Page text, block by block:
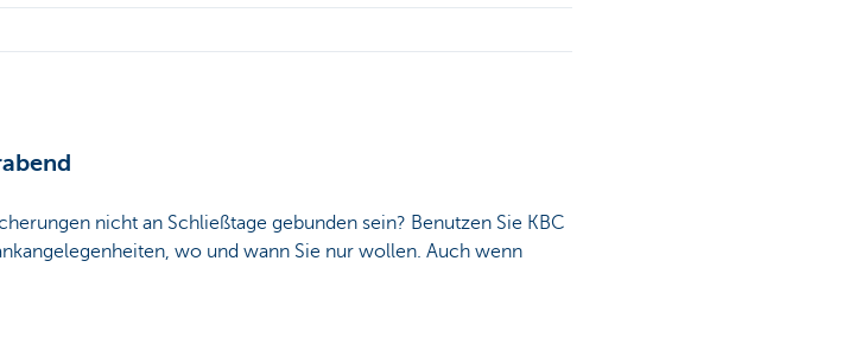
nicht an Schließtage gebunden sein? Benutzen Sie KBC
wo und wann Sie nur wollen. Auch wenn